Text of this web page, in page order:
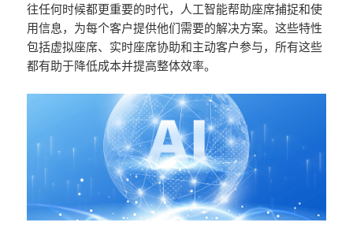
往任何时候都更重要的时代，人工智能帮助座席捕捉和使
用信息，为每个客户提供他们需要的解决方案。这些特性
包括虚拟座席、实时座席协助和主动客户参与，所有这些
都有助于降低成本并提高整体效率。